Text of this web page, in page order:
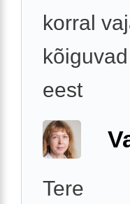
korral
eest
Tere